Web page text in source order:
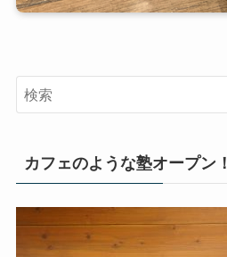
カフェのような塾オープン！